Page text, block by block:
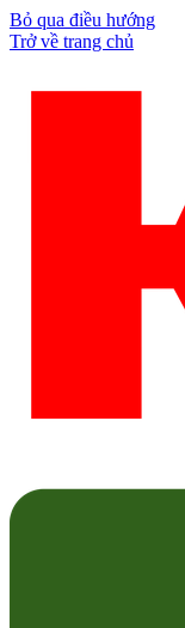
Bỏ qua điều hướng
Trở về trang chủ